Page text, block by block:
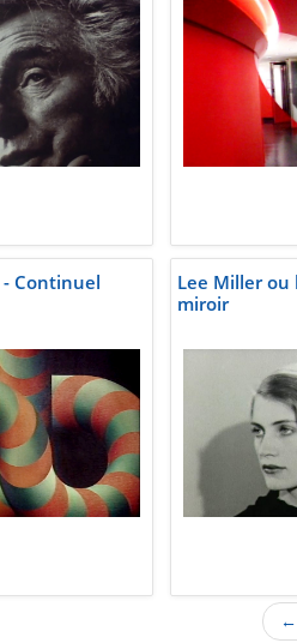
- Continuel
Lee Miller ou
miroir